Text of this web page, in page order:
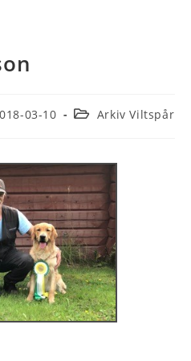
03-10 Arkiv Viltspår